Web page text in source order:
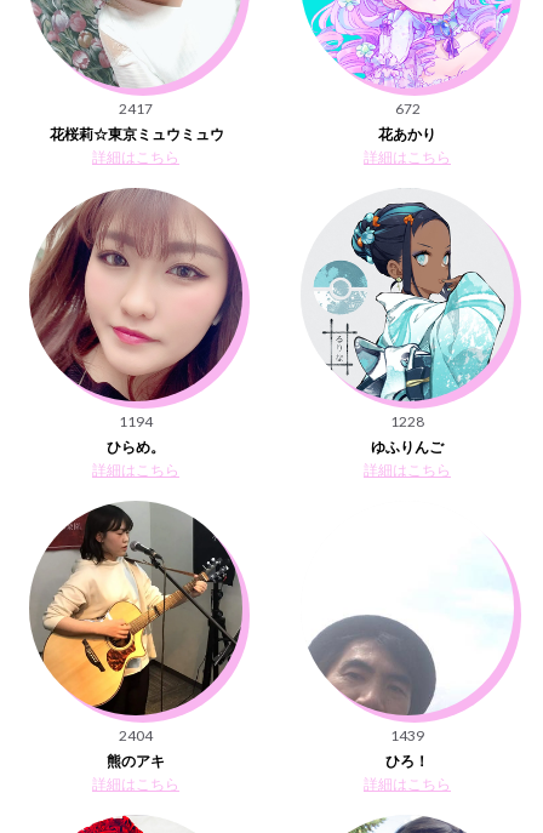
2417
花桜莉☆東京ミュウミュウ
詳細はこちら
672
花あかり
詳細はこちら
1194
ひらめ。
詳細はこちら
1228
ゆふりんご
詳細はこちら
2404
熊のアキ
詳細はこちら
1439
ひろ！
詳細はこちら